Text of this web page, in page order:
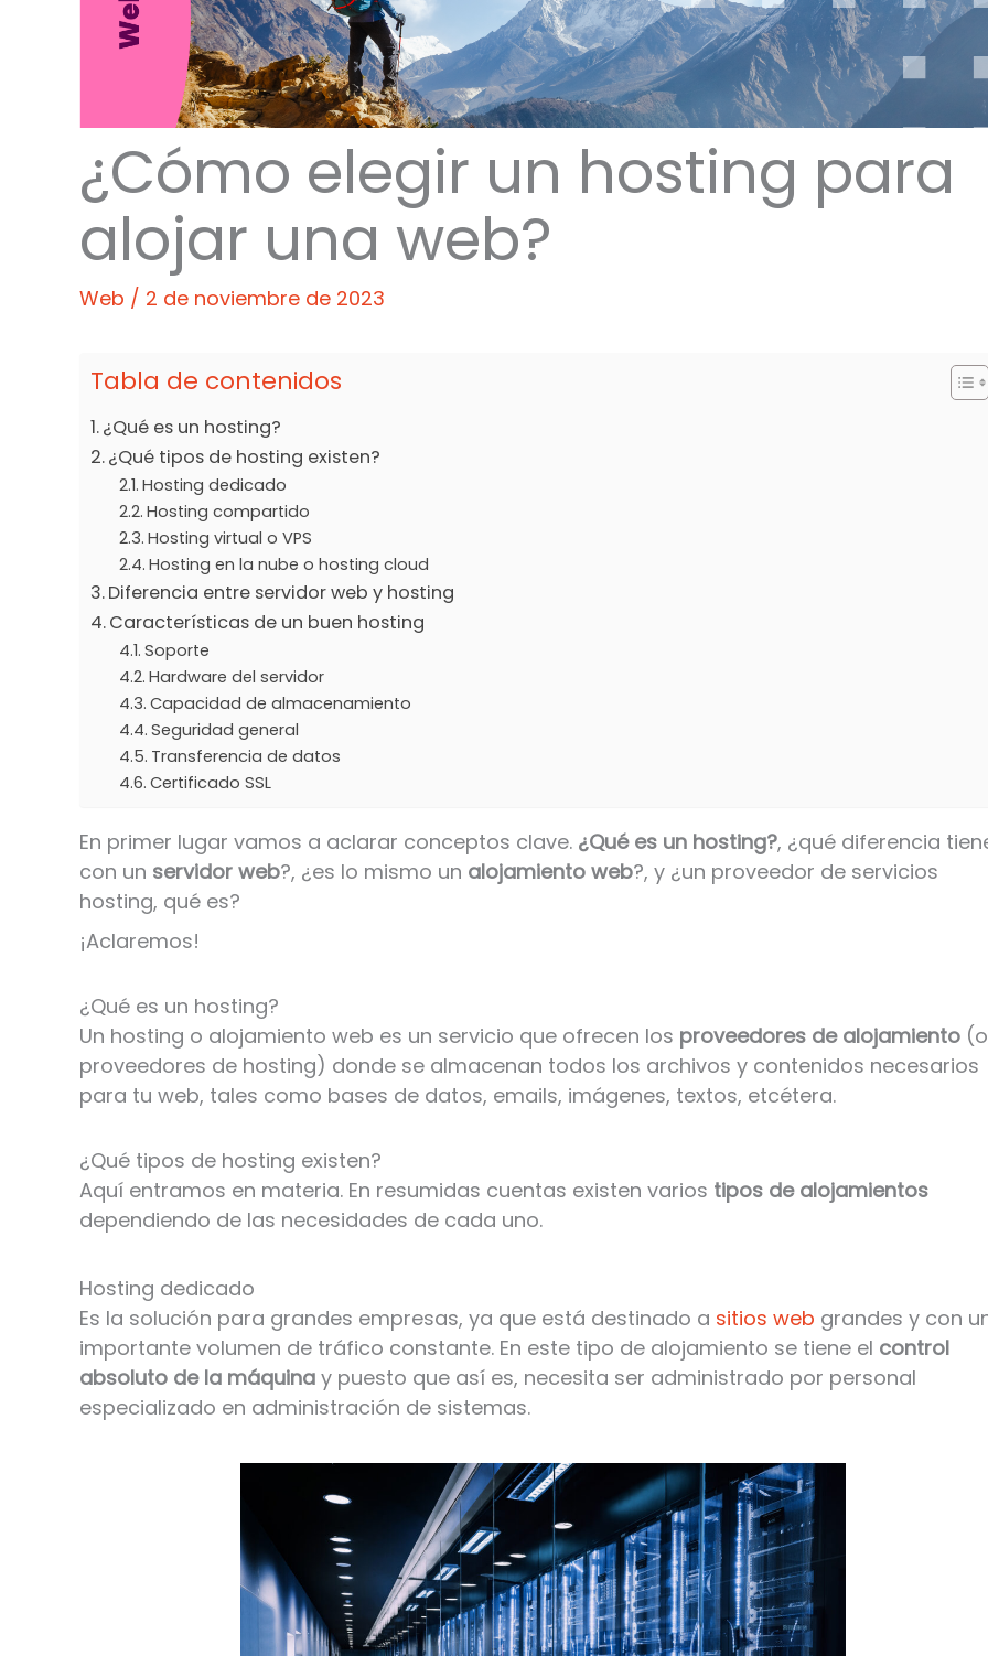
¿Cómo elegir un hosting para
alojar una web?
Web / 2 de noviembre de 2023
Tabla de contenidos
¿Qué es un hosting?
¿Qué tipos de hosting existen?
Hosting dedicado
Hosting compartido
Hosting virtual o VPS
Hosting en la nube o hosting cloud
Diferencia entre servidor web y hosting
Características de un buen hosting
Soporte
Hardware del servidor
Capacidad de almacenamiento
Seguridad general
Transferencia de datos
Certificado SSL
En primer lugar vamos a aclarar conceptos clave. ¿Qué es un hosting?, ¿qué diferencia
con un servidor web?, ¿es lo mismo un alojamiento web?, y ¿un proveedor de servicios
hosting, qué es?
¡Aclaremos!
¿Qué es un hosting?
Un hosting o alojamiento web es un servicio que ofrecen los proveedores de alojamiento (o
proveedores de hosting) donde se almacenan todos los archivos y contenidos necesarios
para tu web, tales como bases de datos, emails, imágenes, textos, etcétera.
¿Qué tipos de hosting existen?
Aquí entramos en materia. En resumidas cuentas existen varios tipos de alojamientos
dependiendo de las necesidades de cada uno.
Hosting dedicado
Es la solución para grandes empresas, ya que está destinado a sitios web grandes y con
importante volumen de tráfico constante. En este tipo de alojamiento se tiene el control
absoluto de la máquina y puesto que así es, necesita ser administrado por personal
especializado en administración de sistemas.